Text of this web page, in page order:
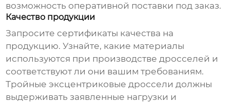
возможность оперативной поставки под заказ.
Качество продукции
Запросите сертификаты качества на
продукцию. Узнайте, какие материалы
используются при производстве дросселей и
соответствуют ли они вашим требованиям.
Тройные эксцентриковые дроссели должны
выдерживать заявленные нагрузки и